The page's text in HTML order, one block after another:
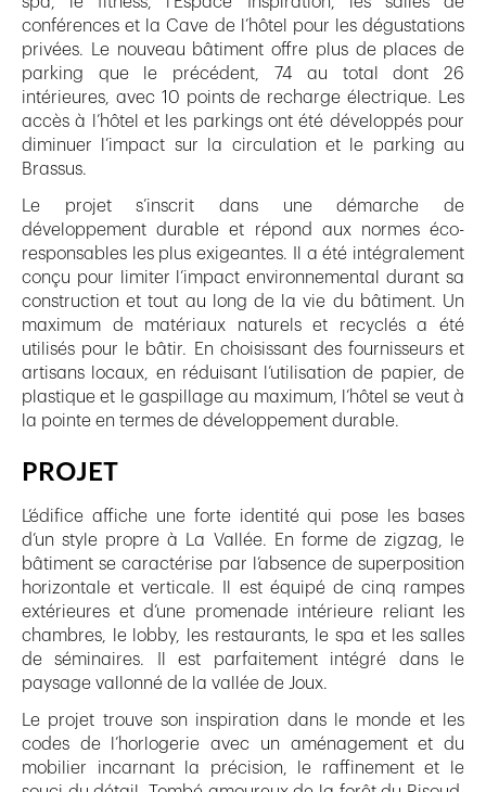
conférences et la Cave de l’hôtel pour les dégustations
privées. Le nouveau bâtiment offre plus de places de
parking que le précédent, 74 au total dont 26
intérieures, avec 10 points de recharge électrique. Les
accès à l’hôtel et les parkings ont été développés pour
diminuer l’impact sur la circulation et le parking au
Brassus.
Le projet s’inscrit dans une démarche de
développement durable et répond aux normes éco-
responsables les plus exigeantes. Il a été intégralement
conçu pour limiter l’impact environnemental durant sa
construction et tout au long de la vie du bâtiment. Un
maximum de matériaux naturels et recyclés a été
utilisés pour le bâtir. En choisissant des fournisseurs et
artisans locaux, en réduisant l’utilisation de papier, de
plastique et le gaspillage au maximum, l’hôtel se veut à
la pointe en termes de développement durable.
PROJET
L’édifice affiche une forte identité qui pose les bases
d’un style propre à La Vallée. En forme de zigzag, le
bâtiment se caractérise par l’absence de superposition
horizontale et verticale. Il est équipé de cinq rampes
extérieures et d’une promenade intérieure reliant les
chambres, le lobby, les restaurants, le spa et les salles
de séminaires. Il est parfaitement intégré dans le
paysage vallonné de la vallée de Joux.
Le projet trouve son inspiration dans le monde et les
codes de l’horlogerie avec un aménagement et du
mobilier incarnant la précision, le raffinement et le